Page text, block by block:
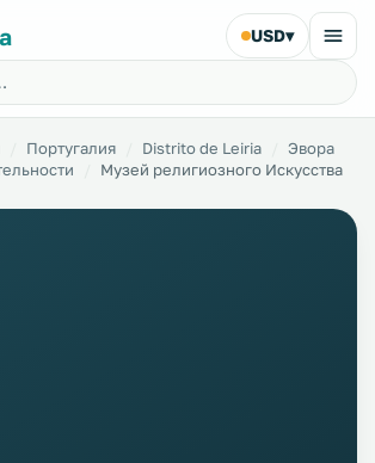
USD▾
Португалия Distrito de Leiria
Эвора
Музей религиозного Искусства